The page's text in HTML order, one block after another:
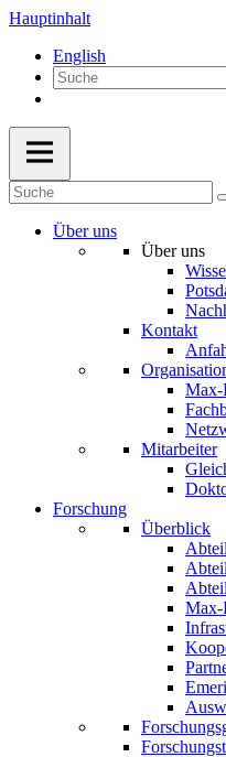
Hauptinhalt
English
Über uns
Über uns
Kontakt
Max-
Mitarbeiter
Forschung
Überblick
Max-